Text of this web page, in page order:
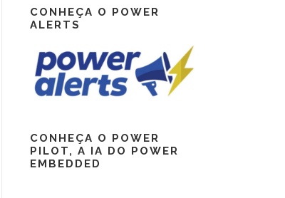
CONHEÇA O POWER
ALERTS
CONHEÇA O POWER
PILOT, A IA DO POWER
EMBEDDED